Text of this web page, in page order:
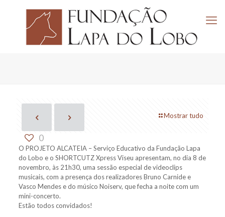
Mostrar tudo
0
O PROJETO ALCATEIA – Serviço Educativo da Fundação Lapa
do Lobo e o SHORTCUTZ Xpress Viseu apresentam, no dia 8 de
novembro, às 21h30, uma sessão especial de videoclips
musicais, com a presença dos realizadores Bruno Carnide e
Vasco Mendes e do músico Noiserv, que fecha a noite com um
mini-concerto.
Estão todos convidados!